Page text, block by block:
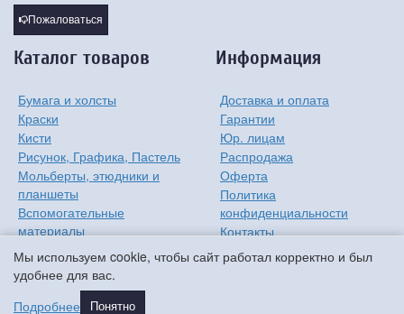
Мы используем cookie, чтобы сайт работал корректно и был
удобнее для вас.
Подробнее
Понятно
Пожаловаться
Каталог товаров
Бумага и холсты
Краски
Кисти
Рисунок, Графика, Пастель
Мольберты, этюдники и
планшеты
Вспомогательные
материалы
Хобби
Детям
Мастер-классы
Информация
Доставка и оплата
Гарантии
Юр. лицам
Распродажа
Оферта
Политика
конфиденциальности
Контакты
О компании